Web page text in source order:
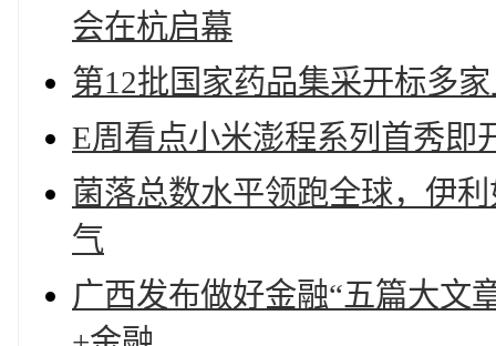
会在杭启幕
第12批国家药品集采开标多
E周看点小米澎程系列首秀即
菌落总数水平领跑全球，伊
气
广西发布做好金融“五篇大文